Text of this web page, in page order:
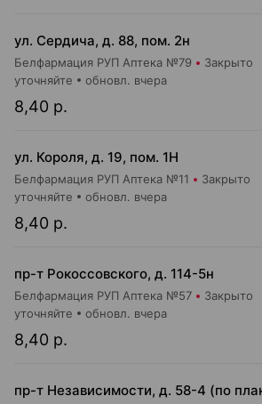
ул. Сердича, д. 88, пом. 2н
Белфармация РУП Аптека №79 Закрыто
8,40 р.
уточняйте обновл. вчера
ул. Короля, д. 19, пом. 1Н
Белфармация РУП Аптека №11 Закрыто
8,40 р.
уточняйте обновл. вчера
пр-т Рокоссовского, д. 114-5н
Белфармация РУП Аптека №57 Закрыто
8,40 р.
уточняйте обновл. вчера